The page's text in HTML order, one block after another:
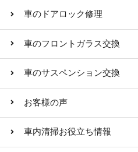
車のドアロック修理
車のフロントガラス交換
車のサスペンション交換
お客様の声
車内清掃お役立ち情報